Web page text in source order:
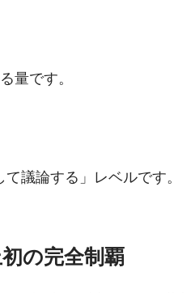
量です。
議論する」レベルです。
の完全制覇